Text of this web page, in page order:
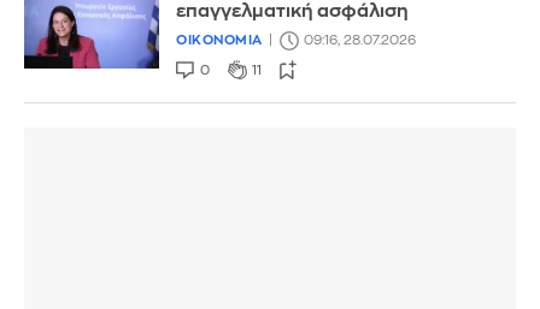
επαγγελματική ασφάλιση
ΟΙΚΟΝΟΜΙΑ 09:16, 28.07.2026
0 11